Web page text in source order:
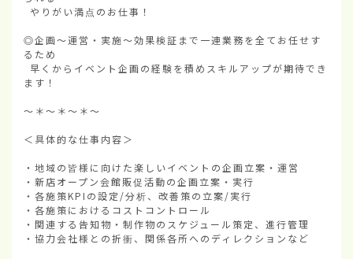
やりがい満点のお仕事！
◎企画～運営・実施～効果検証まで一連業務を全てお任せす
るため
早くからイベント企画の経験を積めスキルアップが期待でき
ます！
～＊～＊～＊～
＜具体的な仕事内容＞
・地域の皆様に向けた楽しいイベントの企画立案・運営
・新店オープン会館販促活動の企画立案・実行
・各施策KPIの設定/分析、改善策の立案/実行
・各施策におけるコストコントロール
・関連する告知物・制作物のスケジュール策定、進行管理
・協力会社様との折衝、関係各所へのディレクションなど